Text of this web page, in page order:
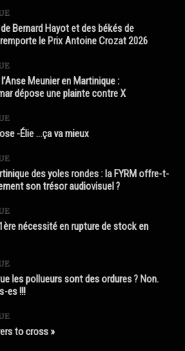
Bernard Hayot et des békés de
le Prix Antoine Crozat 2026
Meunier en Martinique :
dépose une plainte contre X
-Élie …ça va mieux
des yoles rondes : la FYRM offre-t-
son trésor audiovisuel ?
nécessité en rupture de stock en
les pollueurs sont des ordures ? Non.
es !!!
to cross »